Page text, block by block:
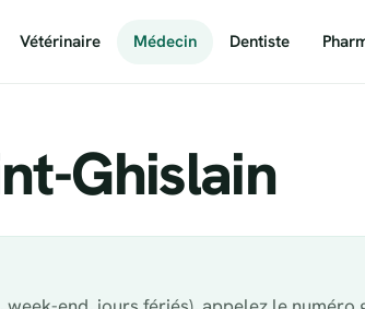
Vétérinaire Médecin Dentiste
Ghislain